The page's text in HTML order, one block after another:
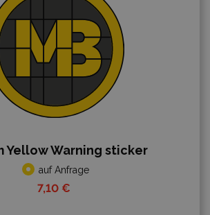
Yellow Warning sticker
auf Anfrage
7,10 €